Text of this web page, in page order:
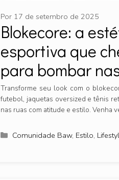
Blokecore: a
esportiva que
para bombar
Por 17 de setembro de 2025
Transforme seu look com o
futebol, jaquetas oversized e tênis
nas ruas com atitude e estilo. Venha
Categorias
Comunidade Baw, Estilo,